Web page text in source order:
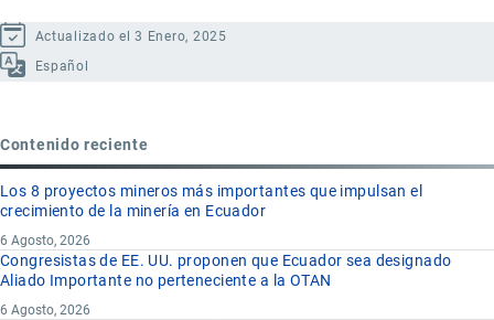
Actualizado el 3 Enero, 2025
Español
Contenido reciente
Los 8 proyectos mineros más importantes que impulsan el
crecimiento de la minería en Ecuador
6 Agosto, 2026
Congresistas de EE. UU. proponen que Ecuador sea designado
Aliado Importante no perteneciente a la OTAN
6 Agosto, 2026